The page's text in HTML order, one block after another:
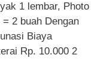
1 lembar, Photo
2 buah Dengan
Biaya
Rp. 10.000 2